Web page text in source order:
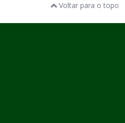
Voltar para o topo